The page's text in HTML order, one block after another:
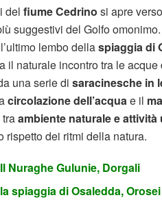
del fiume Cedrino si apre
suggestivi del Golfo omonimo.
lembo dellaspiaggia di
il naturale incontro tra le
una serie di saracinesche in
circolazione dell’acquae il
ambiente naturale e attività
rispetto dei ritmi della natura.
Il Nuraghe Gulunie, Dorgali
la spiaggia di Osaledda, Orosei